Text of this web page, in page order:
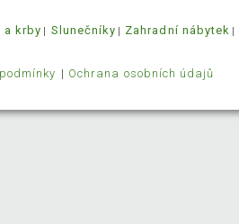
a krby Slunečníky Zahradní nábytek
Ochrana osobních údajů